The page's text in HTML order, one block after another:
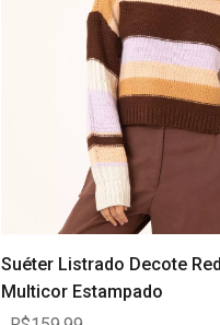
Suéter Listrado Decote
Multicor Estampado